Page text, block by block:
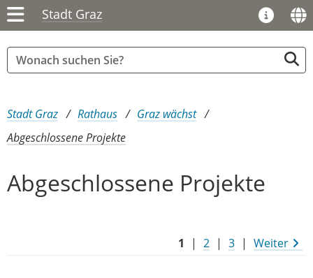
Stadt Graz
Sie sind hier:
Stadt Graz Rathaus
Graz wächst
Abgeschlossene Projekte
Abgeschlossene Projekte
1 | 2 | 3 | Weiter